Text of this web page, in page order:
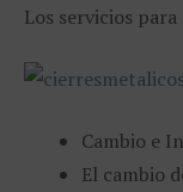
Los servicios
Cambio e
El cambio